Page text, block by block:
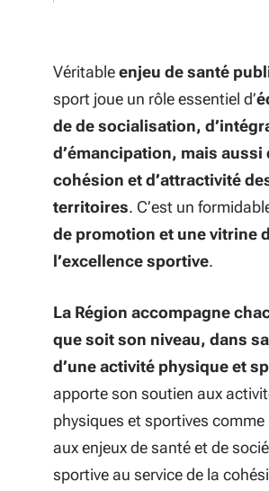
Véritableenjeu de santé
sport joue un rôle essentiel d’
de de socialisation,
d’émancipation, mais aussi
cohésion et d’attractivité
territoires. C’est un
de promotion et une vitrine
l’excellence sportive.
La Région accompagne
que soit son niveau, dans
d’une activité physique et
apporte son soutien aux
physiques et sportives comme
aux enjeux de santé et de
sportive au service de la